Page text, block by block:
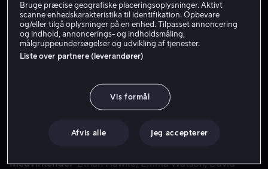
Lej 49 kr
Køb 109 kr
Minnesota 1990. Detektiv Bruce Kenner efterforsker
Minnesota 1990. Detektiv Bruce Kenner efterforsker
sagen om unge Angela, som anklager sin far, John Gray,
kunne huske det erklærer sig skyldig, bliver den
Medvirkende Ethan Hawke Emma Watson David
Bruge præcise geografiske placeringsoplysninger. Aktivt
scanne enhedskarakteristika til identifikation. Opbevare
og/eller tilgå oplysninger på en enhed. Tilpasset annoncering
og indhold, annoncerings- og indholdsmåling,
målgruppeundersøgelser og udvikling af tjenester.
Liste over partnere (leverandører)
Vis formål
Afvis alle Jeg accepterer